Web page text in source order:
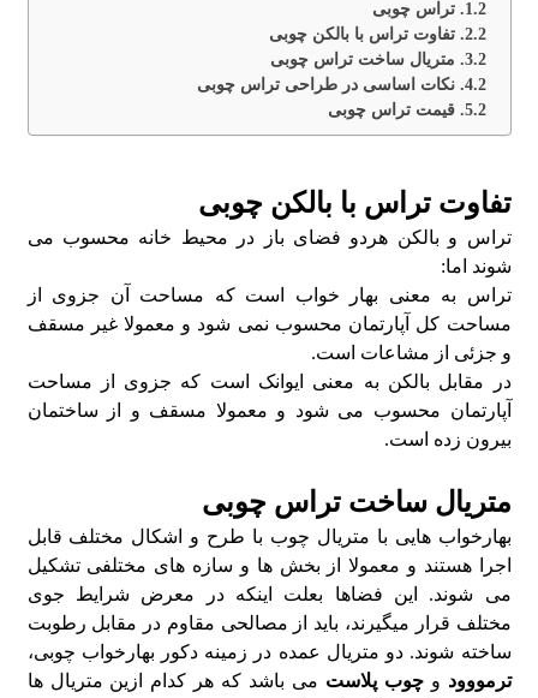
تراس چوبی
تفاوت تراس با بالکن چوبی
متریال ساخت تراس چوبی
نکات اساسی در طراحی تراس چوبی
قیمت تراس چوبی
تفاوت تراس با بالکن چوبی
تراس و بالکن هردو فضای باز در محیط خانه محسوب می
شوند اما:
تراس به معنی بهار خواب است که مساحت آن جزوی از
مساحت کل آپارتمان محسوب نمی شود و معمولا غیر مسقف
و جزئی از مشاعات است.
در مقابل بالکن به معنی ایوانک است که جزوی از مساحت
آپارتمان محسوب می شود و معمولا مسقف و از ساختمان
بیرون زده است.
متریال ساخت تراس چوبی
بهارخواب هایی با متریال چوب با طرح و اشکال مختلف قابل
اجرا هستند و معمولا از بخش ها و سازه های مختلفی تشکیل
می شوند. این فضاها بعلت اینکه در معرض شرایط جوی
مختلف قرار میگیرند، باید از مصالحی مقاوم در مقابل رطوبت
ساخته شوند. دو متریال عمده در زمینه دکور بهارخواب چوبی،
ترمووود وچوب پلاست می باشد که هر کدام ازین متریال ها